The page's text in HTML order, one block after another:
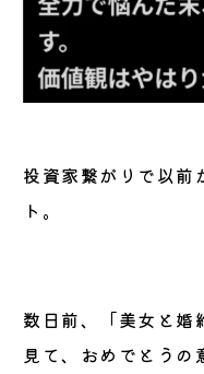
投資家繋がりで以前
ト。
数日前、「美女と婚
見て、おめでとう